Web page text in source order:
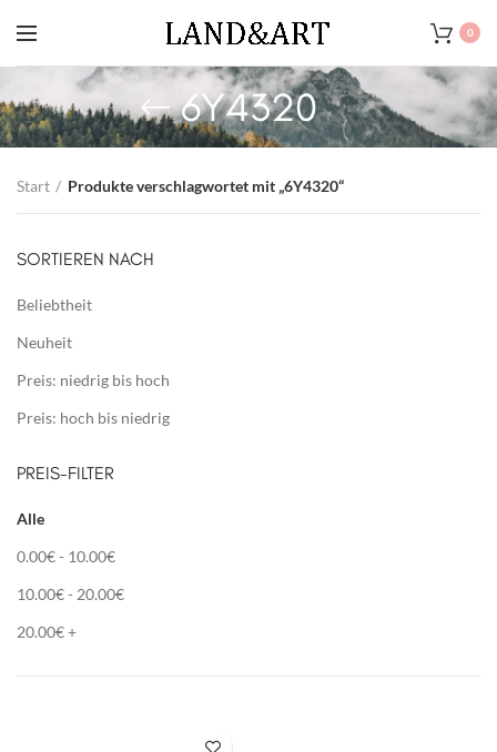
0
6Y4320
Start Produkte verschlagwortet mit „6Y4320“
SORTIEREN NACH
Beliebtheit
Neuheit
Preis: niedrig bis hoch
Preis: hoch bis niedrig
PREIS-FILTER
Alle
0.00€- 10.00€
10.00€- 20.00€
20.00€+